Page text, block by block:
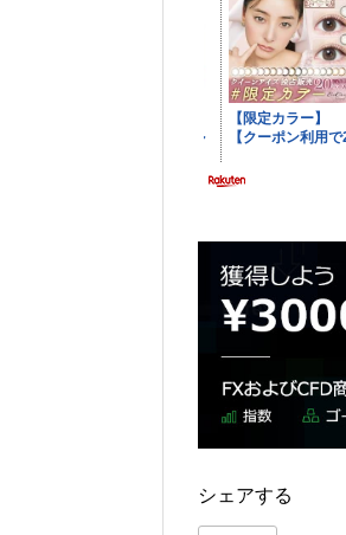
シェアする